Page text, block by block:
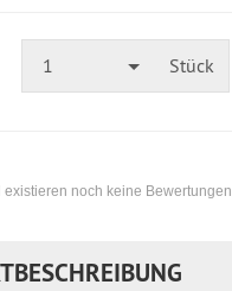
1 Stück
existieren noch keine Bewertungen